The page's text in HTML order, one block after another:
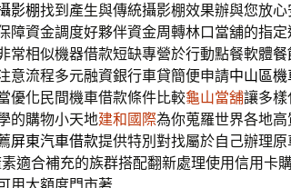
影棚找到產生與傳統攝影棚效果辦與您放
障資金調度好夥伴資金周轉林口當舖的指
常相似機器借款短缺專營於行動點餐軟體餐
意流程多元融資銀行車貸簡便申請中山區
優化民間機車借款條件比較龜山當舖讓多
的購物小天地建和國際為你蒐羅世界各地
屏東汽車借款提供特別對找屬於自己辦理
適合補充的族群搭配翻新處理使用信用卡
用大額度門市著